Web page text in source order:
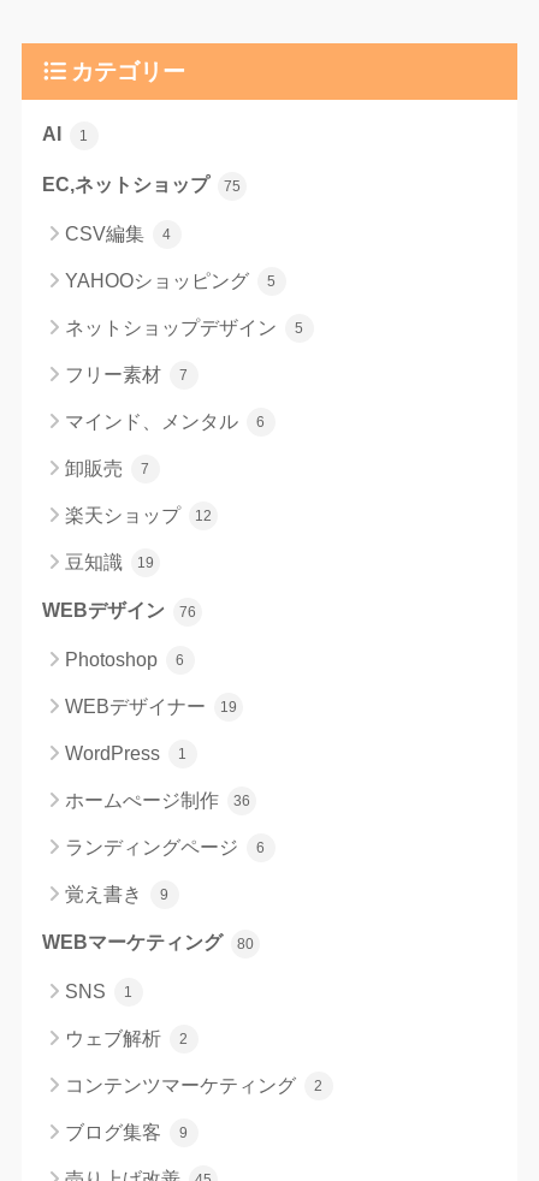
カテゴリー
AI 1
EC,ネットショップ 75
CSV編集 4
YAHOOショッピング 5
ネットショップデザイン 5
フリー素材 7
マインド、メンタル 6
卸販売 7
楽天ショップ 12
豆知識 19
WEBデザイン 76
Photoshop 6
WEBデザイナー 19
WordPress 1
ホームぺージ制作 36
ランディングページ 6
覚え書き 9
WEBマーケティング 80
SNS 1
ウェブ解析 2
コンテンツマーケティング 2
ブログ集客 9